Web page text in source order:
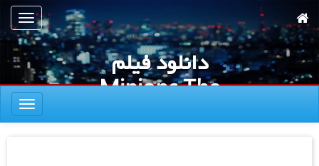
به
محتوای
اصلی
ناوبری
دانلود فیلم
Minions The
Rise Of Gru
ناوبری